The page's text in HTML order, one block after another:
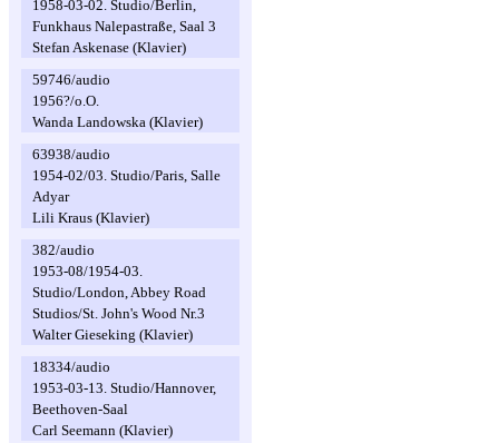
1958-03-02. Studio/Berlin,
Funkhaus Nalepastraße, Saal 3
Stefan Askenase (Klavier)
59746/audio
1956?/o.O.
Wanda Landowska (Klavier)
63938/audio
1954-02/03. Studio/Paris, Salle
Adyar
Lili Kraus (Klavier)
382/audio
1953-08/1954-03.
Studio/London, Abbey Road
Studios/St. John's Wood Nr.3
Walter Gieseking (Klavier)
18334/audio
1953-03-13. Studio/Hannover,
Beethoven-Saal
Carl Seemann (Klavier)